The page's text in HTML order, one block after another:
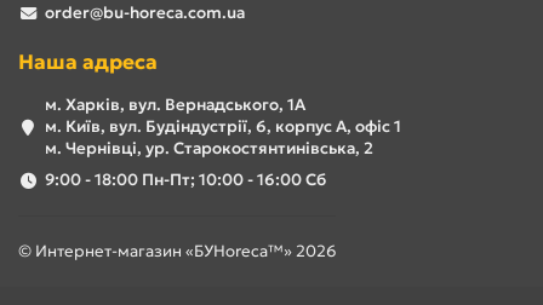
order@bu-horeca.com.ua
Наша адреса
м. Харків, вул. Вернадського, 1А
м. Київ, вул. Будіндустрії, 6, корпус А, офіс 1
м. Чернівці, ур. Старокостянтинівська, 2
9:00 - 18:00 Пн-Пт; 10:00 - 16:00 Сб
© Интернет-магазин «БУHoreca™» 2026